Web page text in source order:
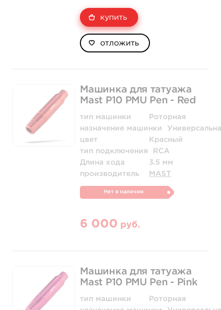
купить
отложить
Машинка для татуажа
Mast P10 PMU Pen - Red
тип машинки
Роторная
назначение машинки
цвет
Красный
тип подключения
RCA
Длина хода
3.5 мм
производитель
MAST
Нет в наличии
6 000 руб.
Машинка для татуажа
Mast P10 PMU Pen - Pink
тип машинки
Роторная